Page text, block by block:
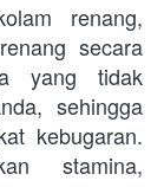
renang,
secara
yang tidak
sehingga
kebugaran.
stamina,